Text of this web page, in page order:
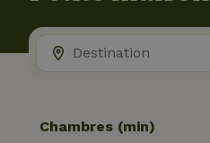
Chambres (min)